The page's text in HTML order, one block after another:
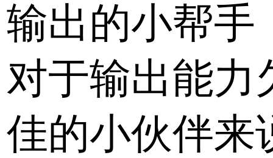
输出的小帮手
对于输出能力
佳的小伙伴来